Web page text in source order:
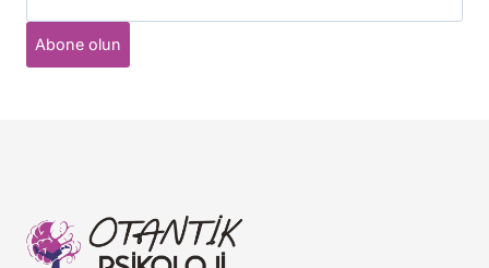
Abone olun